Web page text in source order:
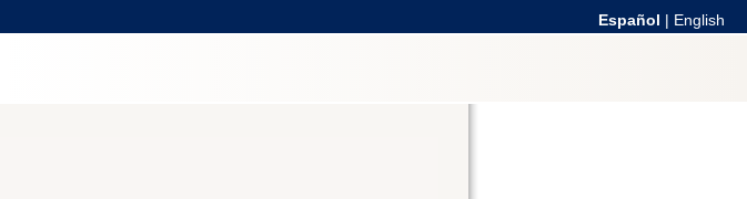
Español | English